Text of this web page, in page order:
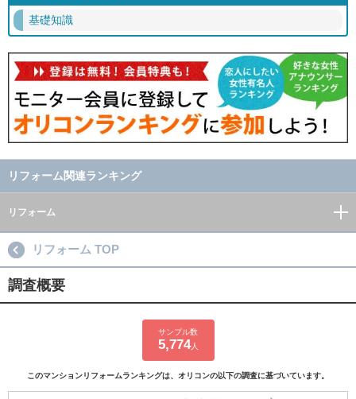
基礎知識
リフォーム関連ランキング
リフォーム
リフォーム TOP
調査概要
サンプル数
5,774人
このマンションリフォームランキングは、オリコンの以下の調査に基づいています。